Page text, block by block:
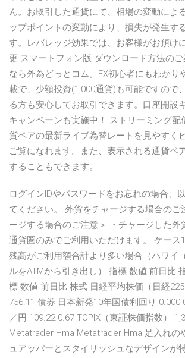
ん。お取引した通貨にて、相場の変動によ
ップポイントの変動により、損失が発生す
す。レバレッジ効果では、お客様がお預け
更 スマートフォン版 ダウンロード方法の
なら外為どっとコム。FX初心者にもわかり
載で、少額投資(1,000通貨)も可能ですので
る方も安心してお取引できます。口座開設
キャンペーンも実施中！ ストリーミング配
貨ペアの最新ライブ為替レートを見やすく
ご覧になれます。また、表示される通貨ペ
することもできます。
ログインIDやパスワードをお忘れの場合、
てください。 外貨をチャージする場合のご
ージする場合のご注意＞ ・チャージした外
通貨圏のみでご利用いただけます。 ケース
残高がご利用額合計より多い場合（ハワイ
ルをATMから引き出し） 指標 数値 前日比
標 数値 前日比 株式 日経平均株価（日経
756.11 債券 日本新発10年国債利回り 0.000
／円 109.22 0.67 TOPIX（東証株価指数）
Metatrader Hma Metatrader Hma 足入れの
ュアッパーとスタイリッシュなデザインが